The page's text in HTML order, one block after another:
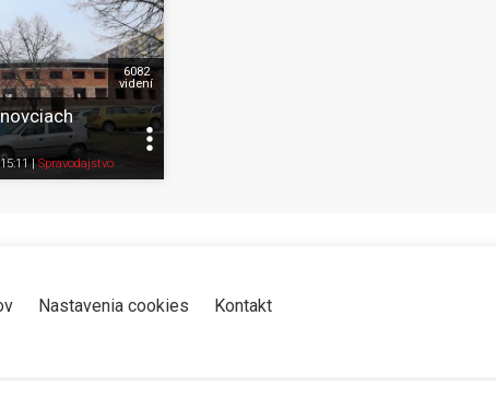
Pozrieť neskôr
|Spravodajstvo
6082
videní
Nastavenia cookies Kontakt